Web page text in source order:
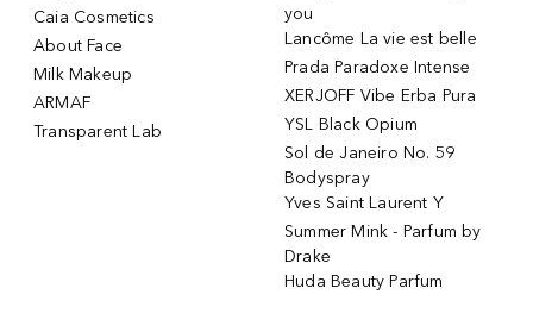
Caia Cosmetics
About Face
Milk Makeup
ARMAF
Transparent Lab
you
Lancôme La vie est belle
Prada Paradoxe Intense
XERJOFF Vibe Erba Pura
YSL Black Opium
Sol de Janeiro No. 59
Bodyspray
Yves Saint Laurent Y
Summer Mink - Parfum by
Drake
Huda Beauty Parfum